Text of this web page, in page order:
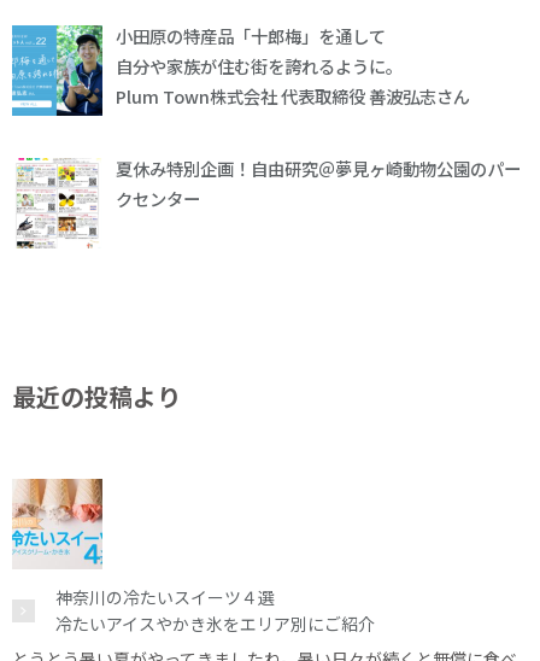
小田原の特産品「十郎梅」を通して
自分や家族が住む街を誇れるように。
Plum Town株式会社 代表取締役 善波弘志さん
夏休み特別企画！自由研究＠夢見ヶ崎動物公園のパー
クセンター
最近の投稿より
神奈川の冷たいスイーツ４選
冷たいアイスやかき氷をエリア別にご紹介